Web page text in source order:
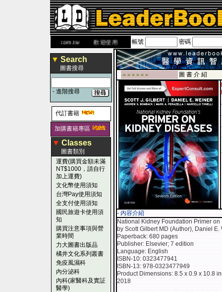
www.leaderbook.com.tw歡迎使用 國民旅遊卡！！
帳號 密碼
▼ Search
圖書搜尋
- 進階搜尋
代訂書籍
加購書籍專區
▼ Classes
圖書類別
運費(購買金額未滿
NT$1000，請自行
加上運費)
文化幣使用須知
台灣Pay使用須知
全支付使用須知
國民旅遊卡使用須
知
購買注意事項與營
業時間
力大圖書出版品
橘井文化系列叢書
免疫風濕科
內分泌科
內科(家醫科及實証
醫學)
-■ ■ ■ ■ ■ ■
圖 書 介 紹
- 內容介紹
National Kidney Foundation Primer
by Scott Gilbert MD (Author),‎ Daniel
Paperback: 680 pages
Publisher: Elsevier; 7 edition
Language: English
ISBN-10: 0323477941
ISBN-13: 978-0323477949
Product Dimensions: 8.5 x 0.9 x 10.8
2018